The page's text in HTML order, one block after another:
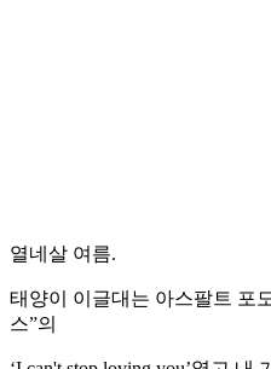
열네살 여름.
태양이 이글대는 아스팔트 포
스”의